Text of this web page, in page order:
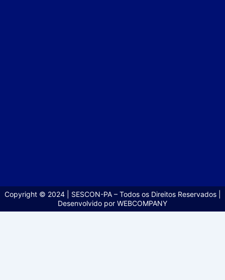
Copyright © 2024 | SESCON-PA – Todos os Direitos Reservados |
Desenvolvido por WEBCOMPANY